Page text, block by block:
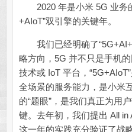
2020 年是小米 5G 业务
+AIoT”双引擎的关键年。
我们已经明确了
略方向，5G 并不只是手机
技术或 IoT 平台，
全场景的服务能力，是小米
的“题眼”，是我们真正为用
键。去年初，我们提出 All in
这一年的实践充分验证了战